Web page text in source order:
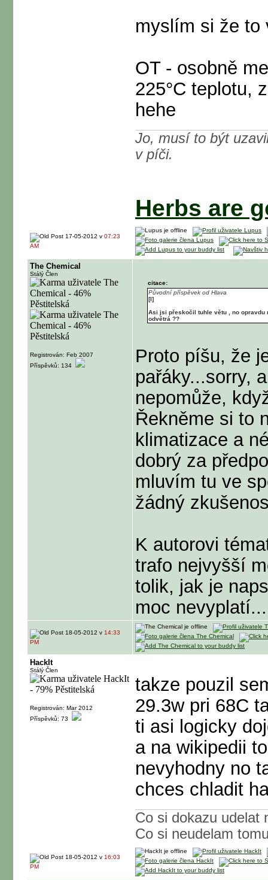
myslím si že to
OT - osobně
225°C teplotu,
hehe
Jo, musí to být
v píči.
Herbs are
17-05-2012 v 07:23
AM
The Chemical
Stálý Člen
Registrován: Feb 2007
Příspěvků: 134
citace:
Původní příspěvek od Hlava
[I]
Asi jsi přeskočil tuhle větu , no opravdu
odvětrá ??
Proto píšu, že
pařáky...sorry,
nepomůže,
Řekněme si to
klimatizace a
dobrý za
mluvím tu ve
žádný
K autorovi
trafo nejvyšší
tolik, jak je
moc nevyplatí...
18-05-2012 v 14:33
PM
HackIt
Stálý Člen
Registrován: Mar 2012
Příspěvků: 73
takze pouzil
29.3w pri 68C
ti asi logicky
a na wikipedii
nevyhodny no
chces chladit
Co si dokazu udelat
Co si neudelam
18-05-2012 v 16:03
PM